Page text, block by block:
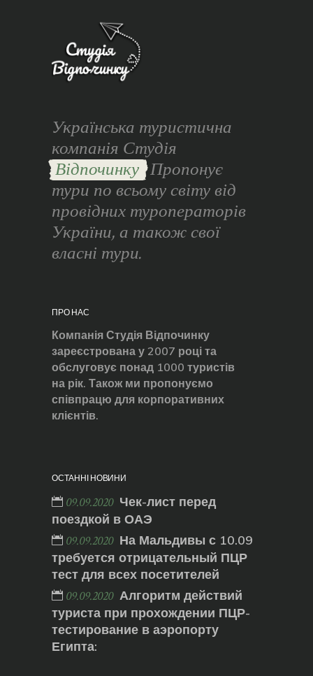
Українська туристична
компанія Студія
Відпочинку Пропонує
тури по всьому світу від
провідних туроператорів
України, а також свої
власні тури.
ПРО НАС
Компанія Студія Відпочинку
зареєстрована у 2007 році та
обслуговує понад 1000 туристів
на рік. Також ми пропонуємо
співпрацю для корпоративних
клієнтів.
ОСТАННІ НОВИНИ
09.09.2020 Чек-лист перед
поездкой в ОАЭ
09.09.2020 На Мальдивы с 10.09
требуется отрицательный ПЦР
тест для всех посетителей
09.09.2020 Алгоритм действий
туриста при прохождении ПЦР-
тестирование в аэропорту
Египта: